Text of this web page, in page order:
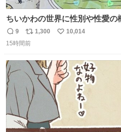
ちいかわの世界に性別や性愛
かわタロットでも恋人・女帝・
させないように描かれてるんだ
返
信
9
リ
ポ
ト
数
1,300
い
数
10,014
15時間前